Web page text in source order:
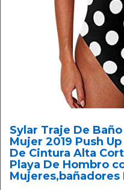
Sylar Traje De
Mujer 2019 Push
De Cintura Alta
Playa De Hombro